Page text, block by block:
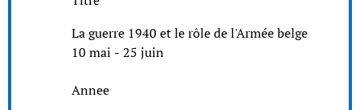
La guerre 1940 et le rôle de l'Armée belge
10 mai - 25 juin
Annee